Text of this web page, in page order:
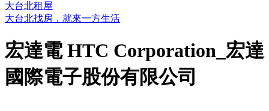
大台北租屋
大台北找房，就來一方生活
宏達電 HTC Corporation_宏達
國際電子股份有限公司